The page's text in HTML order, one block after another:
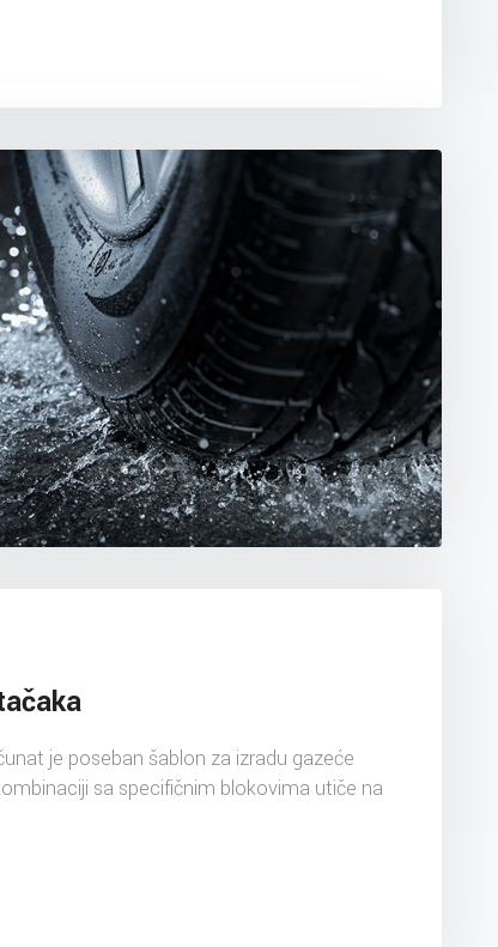
je poseban šablon za izradu gazeće
sa specifičnim blokovima utiče na